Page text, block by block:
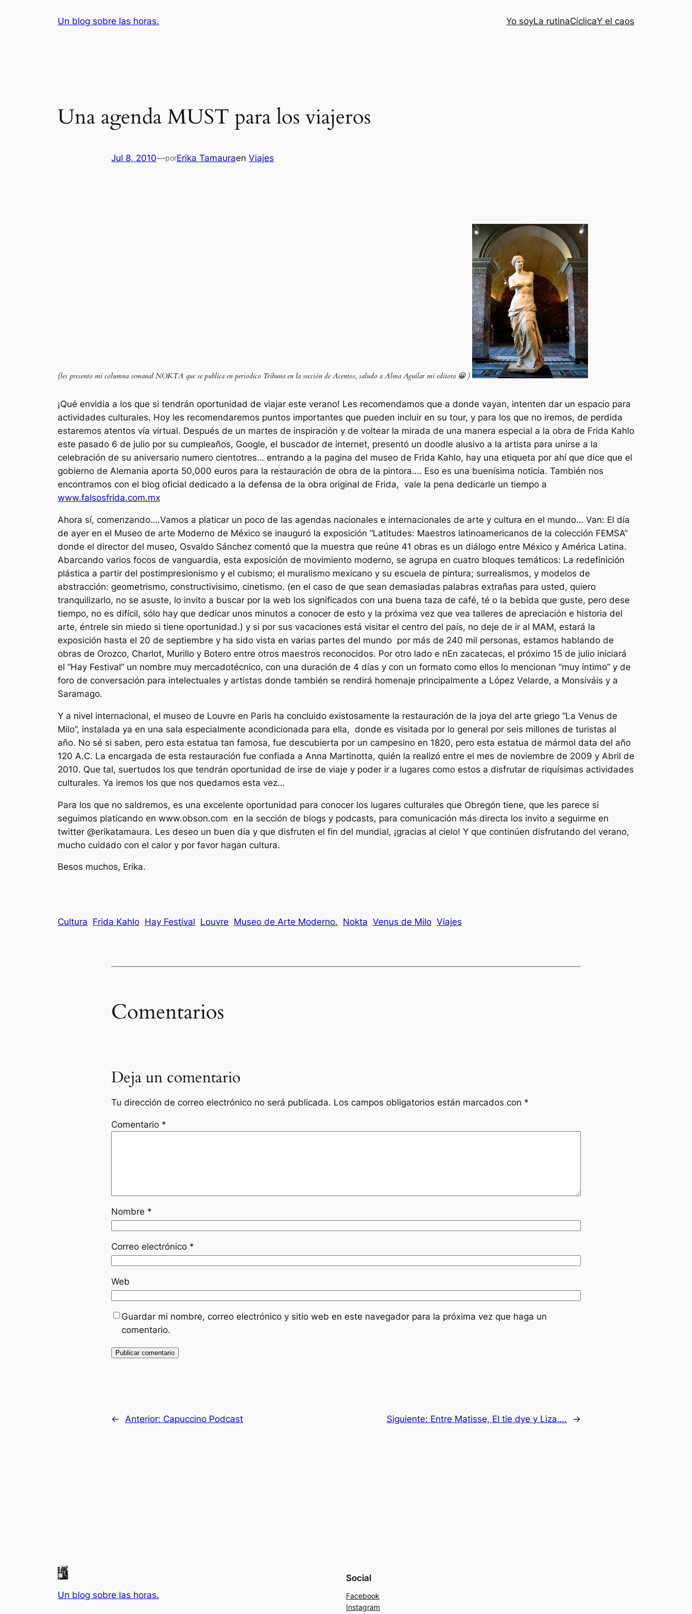
Un blog sobre las horas. Yo soyLa rutinaCíclicaY el caos
Una agenda MUST para los viajeros
Jul 8, 2010—porErika Tamauraen Viajes
(les presento mi columna semanal NOKTA que se publica en periodico Tribuna en la sección de Acentos, saludo a Alma Aguilar mi editora 😀 )
¡Qué envidia a los que si tendrán oportunidad de viajar este verano! Les recomendamos que a donde vayan, intenten dar un espacio para
actividades culturales. Hoy les recomendaremos puntos importantes que pueden incluir en su tour, y para los que no iremos, de perdida
estaremos atentos vía virtual. Después de un martes de inspiración y de voltear la mirada de una manera especial a la obra de Frida Kahlo
este pasado 6 de julio por su cumpleaños, Google, el buscador de internet, presentó un doodle alusivo a la artista para unirse a la
celebración de su aniversario numero cientotres… entrando a la pagina del museo de Frida Kahlo, hay una etiqueta por ahí que dice que el
gobierno de Alemania aporta 50,000 euros para la restauración de obra de la pintora…. Eso es una buenísima noticia. También nos
encontramos con el blog oficial dedicado a la defensa de la obra original de Frida, vale la pena dedicarle un tiempo a
www.falsosfrida.com.mx
Ahora sí, comenzando….Vamos a platicar un poco de las agendas nacionales e internacionales de arte y cultura en el mundo… Van: El día
de ayer en el Museo de arte Moderno de México se inauguró la exposición “Latitudes: Maestros latinoamericanos de la colección FEMSA”
donde el director del museo, Osvaldo Sánchez comentó que la muestra que reúne 41 obras es un diálogo entre México y América Latina.
Abarcando varios focos de vanguardia, esta exposición de movimiento moderno, se agrupa en cuatro bloques temáticos: La redefinición
plástica a partir del postimpresionismo y el cubismo; el muralismo mexicano y su escuela de pintura; surrealismos, y modelos de
abstracción: geometrismo, constructivisimo, cinetismo. (en el caso de que sean demasiadas palabras extrañas para usted, quiero
tranquilizarlo, no se asuste, lo invito a buscar por la web los significados con una buena taza de café, té o la bebida que guste, pero dese
tiempo, no es difícil, sólo hay que dedicar unos minutos a conocer de esto y la próxima vez que vea talleres de apreciación e historia del
arte, éntrele sin miedo si tiene oportunidad.) y si por sus vacaciones está visitar el centro del país, no deje de ir al MAM, estará la
exposición hasta el 20 de septiembre y ha sido vista en varias partes del mundo por más de 240 mil personas, estamos hablando de
obras de Orozco, Charlot, Murillo y Botero entre otros maestros reconocidos. Por otro lado e nEn zacatecas, el próximo 15 de julio iniciará
el “Hay Festival” un nombre muy mercadotécnico, con una duración de 4 días y con un formato como ellos lo mencionan “muy íntimo” y de
foro de conversación para intelectuales y artistas donde también se rendirá homenaje principalmente a López Velarde, a Monsiváis y a
Saramago.
Y a nivel internacional, el museo de Louvre en Paris ha concluido existosamente la restauración de la joya del arte griego “La Venus de
Milo”, instalada ya en una sala especialmente acondicionada para ella, donde es visitada por lo general por seis millones de turistas al
año. No sé si saben, pero esta estatua tan famosa, fue descubierta por un campesino en 1820, pero esta estatua de mármol data del año
120 A.C. La encargada de esta restauración fue confiada a Anna Martinotta, quién la realizó entre el mes de noviembre de 2009 y Abril de
2010. Que tal, suertudos los que tendrán oportunidad de irse de viaje y poder ir a lugares como estos a disfrutar de riquísimas actividades
culturales. Ya iremos los que nos quedamos esta vez…
Para los que no saldremos, es una excelente oportunidad para conocer los lugares culturales que Obregón tiene, que les parece si
seguimos platicando en www.obson.com en la sección de blogs y podcasts, para comunicación más directa los invito a seguirme en
twitter @erikatamaura. Les deseo un buen día y que disfruten el fin del mundial, ¡gracias al cielo! Y que continúen disfrutando del verano,
mucho cuidado con el calor y por favor hagan cultura.
Besos muchos, Erika.
Cultura Frida Kahlo Hay Festival Louvre Museo de Arte Moderno. Nokta Venus de Milo Viajes
Comentarios
Deja un comentario
Tu dirección de correo electrónico no será publicada. Los campos obligatorios están marcados con *
Comentario *
Nombre *
Correo electrónico *
Web
Guardar mi nombre, correo electrónico y sitio web en este navegador para la próxima vez que haga un
comentario.
← Anterior: Capuccino Podcast Siguiente: Entre Matisse, El tie dye y Liza…. →
Un blog sobre las horas.
Social
Facebook
Instagram